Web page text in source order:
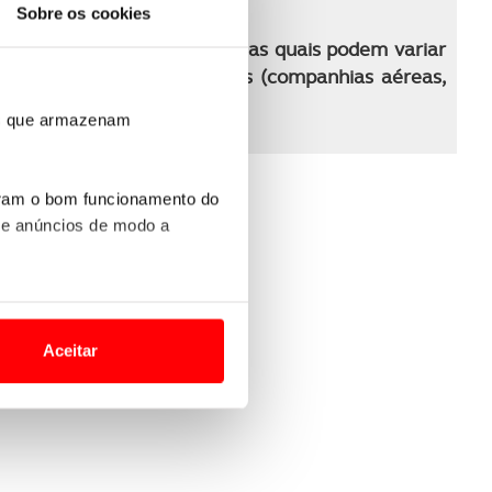
Sobre os cookies
armazenam
o bom funcionamento do
anúncios de modo a
lhe proporcionar
Aceitar
de viagem
para o período indicado, as quais podem variar
com os fornecedores (companhias aéreas,